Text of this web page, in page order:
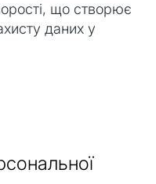
що створює
даних у